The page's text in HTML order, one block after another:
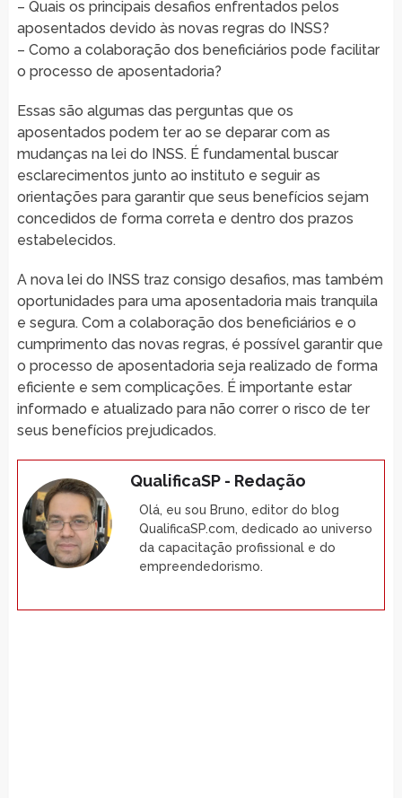
– Quais os principais desafios enfrentados pelos
aposentados devido às novas regras do INSS?
– Como a colaboração dos beneficiários pode facilitar
o processo de aposentadoria?
Essas são algumas das perguntas que os
aposentados podem ter ao se deparar com as
mudanças na lei do INSS. É fundamental buscar
esclarecimentos junto ao instituto e seguir as
orientações para garantir que seus benefícios sejam
concedidos de forma correta e dentro dos prazos
estabelecidos.
A nova lei do INSS traz consigo desafios, mas também
oportunidades para uma aposentadoria mais tranquila
e segura. Com a colaboração dos beneficiários e o
cumprimento das novas regras, é possível garantir que
o processo de aposentadoria seja realizado de forma
eficiente e sem complicações. É importante estar
informado e atualizado para não correr o risco de ter
seus benefícios prejudicados.
QualificaSP - Redação
Olá, eu sou Bruno, editor do blog
QualificaSP.com, dedicado ao universo
da capacitação profissional e do
empreendedorismo.